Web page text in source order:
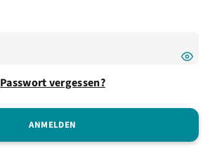
Passwort vergessen?